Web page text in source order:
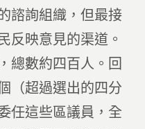
諮詢組織，但最接
反映意見的渠道。
總數約四百人。回
（超過選出的四分
任這些區議員，全